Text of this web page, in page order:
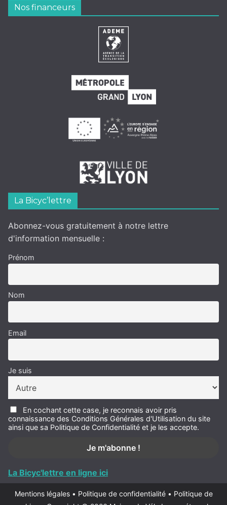
Nos financeurs
La Bicyc’lettre
Abonnez-vous gratuitement à notre lettre
d'information mensuelle :
Prénom
Nom
Email
Je suis
En cochant cette case, je reconnais avoir pris
connaissance des Conditions Générales d'Utilisation du site
ainsi que sa Politique de Confidentialité et je les accepte.
La Bicyc'lettre en ligne ici
Mentions légales • Politique de confidentialité • Politique de